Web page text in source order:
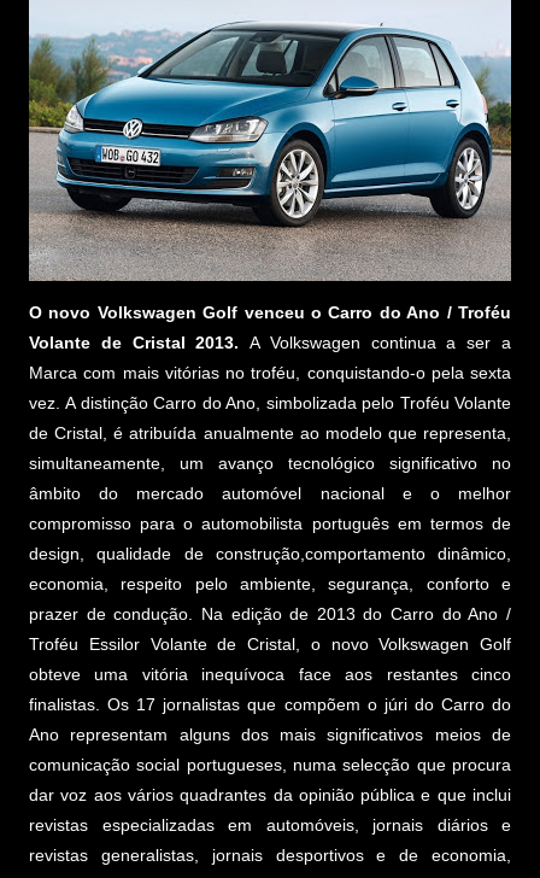
O novo Volkswagen Golf venceu o Carro do Ano / Troféu
Volante de Cristal 2013. A Volkswagen continua a ser a
Marca com mais vitórias no troféu, conquistando-o pela sexta
vez. A distinção Carro do Ano, simbolizada pelo Troféu Volante
de Cristal, é atribuída anualmente ao modelo que representa,
simultaneamente, um avanço tecnológico significativo no
âmbito do mercado automóvel nacional e o melhor
compromisso para o automobilista português em termos de
design, qualidade de construção,comportamento dinâmico,
economia, respeito pelo ambiente, segurança, conforto e
prazer de condução. Na edição de 2013 do Carro do Ano /
Troféu Essilor Volante de Cristal, o novo Volkswagen Golf
obteve uma vitória inequívoca face aos restantes cinco
finalistas. Os 17 jornalistas que compõem o júri do Carro do
Ano representam alguns dos mais significativos meios de
comunicação social portugueses, numa selecção que procura
dar voz aos vários quadrantes da opinião pública e que inclui
revistas especializadas em automóveis, jornais diários e
revistas generalistas, jornais desportivos e de economia,